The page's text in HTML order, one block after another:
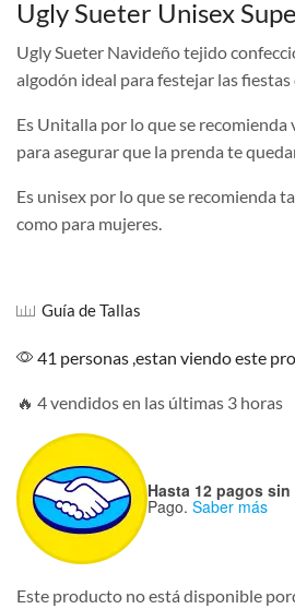
Ugly Sueter Unisex
Ugly Sueter Navideño tejido
algodón ideal para festejar las
Es Unitalla por lo que se recomienda
para asegurar que la prenda te
Es unisex por lo que se recomienda
como para mujeres.
Guía de Tallas
41 personas ,estan viendo este
🔥 4 vendidos en las últimas 3 horas
Hasta 12 pagos
Pago. Saber más
Este producto no está disponible